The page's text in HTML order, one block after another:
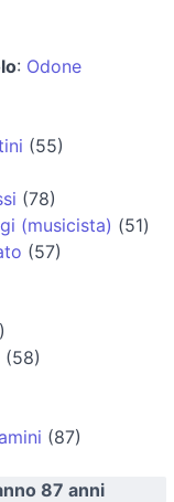
: Odone
(55)
(78)
(musicista) (51)
(57)
(58)
(87)
87 anni